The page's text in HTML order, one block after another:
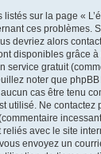
listés sur la page «
ces problèmes.
devriez alors
disponibles grâce à
service gratuit
noter que
cas être tenu
utilisé. Ne contactez
avec le site
envoyez un